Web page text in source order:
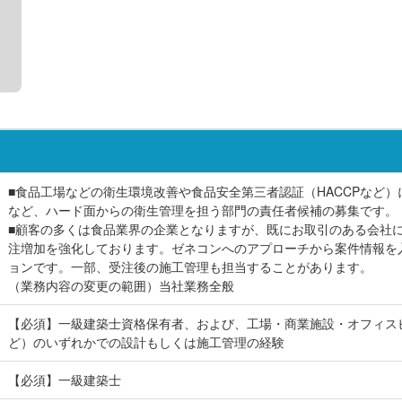
■食品工場などの衛生環境改善や食品安全第三者認証（HACCPなど
など、ハード面からの衛生管理を担う部門の責任者候補の募集です。
■顧客の多くは食品業界の企業となりますが、既にお取引のある会社
注増加を強化しております。ゼネコンへのアプローチから案件情報
ョンです。一部、受注後の施工管理も担当することがあります。
（業務内容の変更の範囲）当社業務全般
【必須】一級建築士資格保有者、および、工場・商業施設・オフィ
ど）のいずれかでの設計もしくは施工管理の経験
【必須】一級建築士